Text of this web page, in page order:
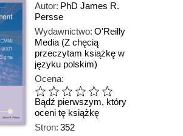
Autor: PhD James R.
Persse
Wydawnictwo: O'Reilly
Media (Z chęcią
przeczytam książkę w
języku polskim)
Ocena:
Bądź pierwszym, który
oceni tę książkę
Stron: 352